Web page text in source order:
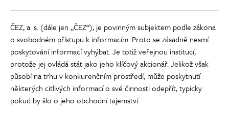
ČEZ, a. s. (dále jen „ČEZ“), je povinným subjektem podle zákona
o svobodném přístupu k informacím. Proto se zásadně nesmí
poskytování informací vyhýbat. Je totiž veřejnou institucí,
protože jej ovládá stát jako jeho klíčový akcionář. Jelikož však
působí na trhu v konkurenčním prostředí, může poskytnutí
některých citlivých informací o své činnosti odepřít, typicky
pokud by šlo o jeho obchodní tajemství.